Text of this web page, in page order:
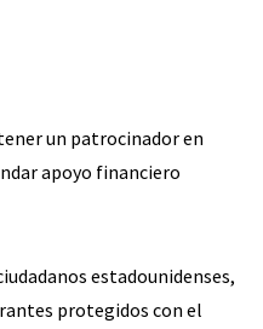
un patrocinador en
apoyo financiero
estadounidenses,
protegidos con el